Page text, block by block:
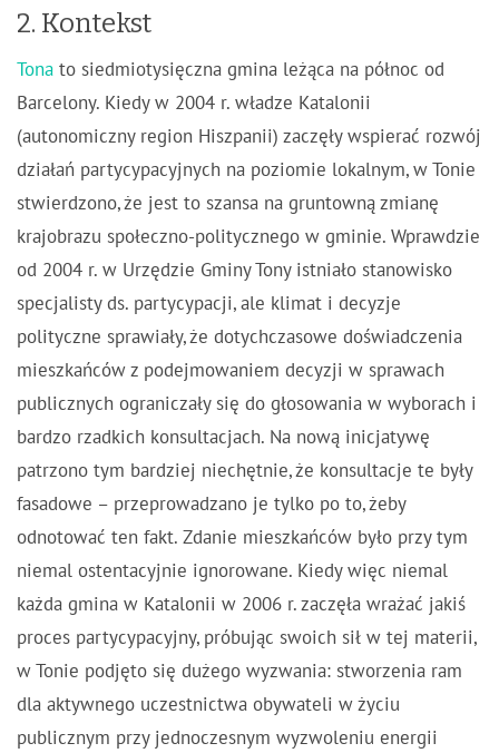
2. Kontekst
Tona to siedmiotysięczna gmina leżąca na północ od
Barcelony. Kiedy w 2004 r. władze Katalonii
(autonomiczny region Hiszpanii) zaczęły wspierać rozwój
działań partycypacyjnych na poziomie lokalnym, w Tonie
stwierdzono, że jest to szansa na gruntowną zmianę
krajobrazu społeczno-politycznego w gminie. Wprawdzie
od 2004 r. w Urzędzie Gminy Tony istniało stanowisko
specjalisty ds. partycypacji, ale klimat i decyzje
polityczne sprawiały, że dotychczasowe doświadczenia
mieszkańców z podejmowaniem decyzji w sprawach
publicznych ograniczały się do głosowania w wyborach i
bardzo rzadkich konsultacjach. Na nową inicjatywę
patrzono tym bardziej niechętnie, że konsultacje te były
fasadowe – przeprowadzano je tylko po to, żeby
odnotować ten fakt. Zdanie mieszkańców było przy tym
niemal ostentacyjnie ignorowane. Kiedy więc niemal
każda gmina w Katalonii w 2006 r. zaczęła wrażać jakiś
proces partycypacyjny, próbując swoich sił w tej materii,
w Tonie podjęto się dużego wyzwania: stworzenia ram
dla aktywnego uczestnictwa obywateli w życiu
publicznym przy jednoczesnym wyzwoleniu energii